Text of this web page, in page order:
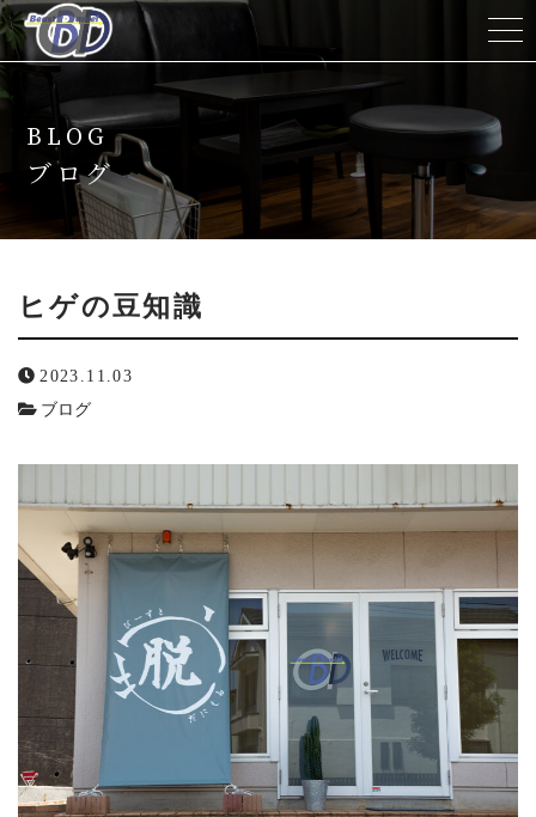
ホーム
当サロンについて
メニュー
キャンペーン
スタッフ紹介
ニュース
ブログ
お問い合わせ
CONTACT
脱毛で、清潔感のある男に。
BLOG
ブログ
ヒゲの豆知識
2023.11.03
ブログ